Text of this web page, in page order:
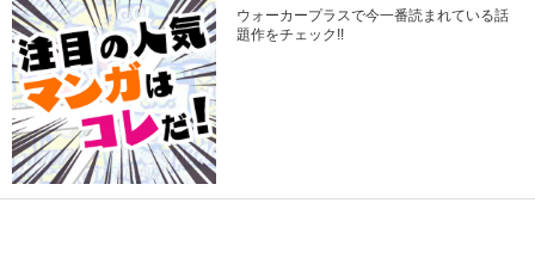
ウォーカープラスで今一番読まれている話
題作をチェック!!